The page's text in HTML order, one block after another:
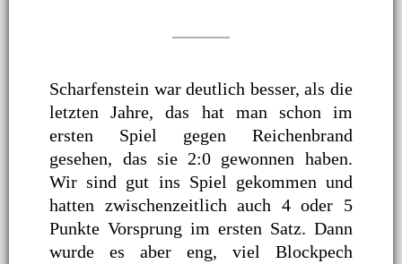
Scharfenstein war deutlich besser, als die
letzten Jahre, das hat man schon im
ersten Spiel gegen Reichenbrand
gesehen, das sie 2:0 gewonnen haben.
Wir sind gut ins Spiel gekommen und
hatten zwischenzeitlich auch 4 oder 5
Punkte Vorsprung im ersten Satz. Dann
wurde es aber eng, viel Blockpech